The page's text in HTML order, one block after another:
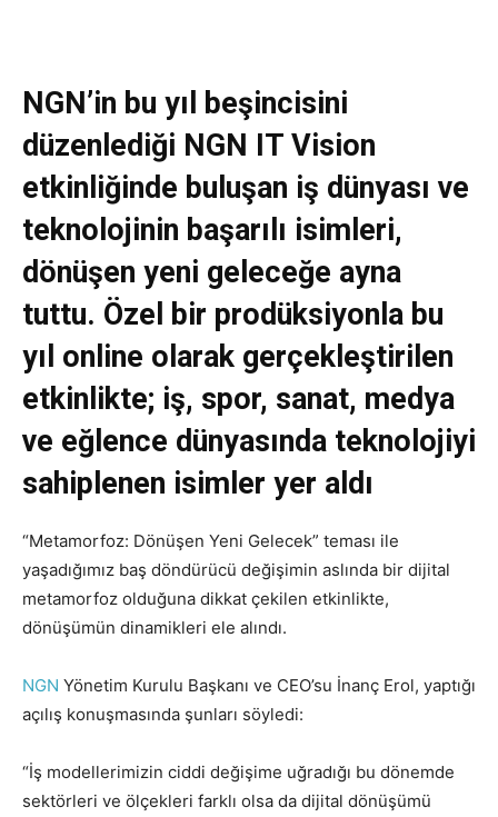
NGN’in bu yıl beşincisini
düzenlediği NGN IT Vision
etkinliğinde buluşan iş dünyası ve
teknolojinin başarılı isimleri,
dönüşen yeni geleceğe ayna
tuttu. Özel bir prodüksiyonla bu
yıl online olarak gerçekleştirilen
etkinlikte; iş, spor, sanat, medya
ve eğlence dünyasında teknolojiyi
sahiplenen isimler yer aldı
“Metamorfoz: Dönüşen Yeni Gelecek” teması ile
yaşadığımız baş döndürücü değişimin aslında bir dijital
metamorfoz olduğuna dikkat çekilen etkinlikte,
dönüşümün dinamikleri ele alındı.
NGN Yönetim Kurulu Başkanı ve CEO’su İnanç Erol, yaptığı
açılış konuşmasında şunları söyledi:
“İş modellerimizin ciddi değişime uğradığı bu dönemde
sektörleri ve ölçekleri farklı olsa da dijital dönüşümü